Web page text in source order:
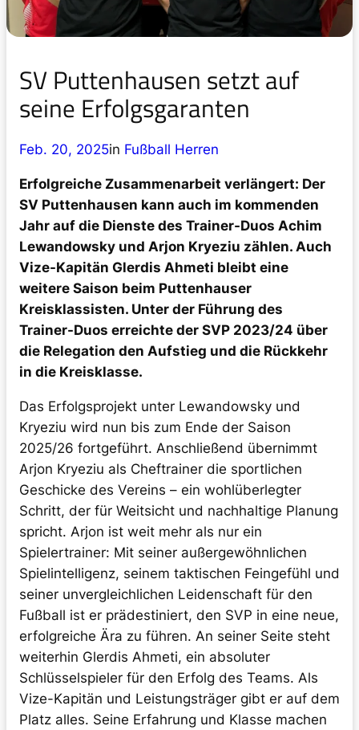
SV Puttenhausen setzt auf
seine Erfolgsgaranten
Feb. 20, 2025in Fußball Herren
Erfolgreiche Zusammenarbeit verlängert: Der
SV Puttenhausen kann auch im kommenden
Jahr auf die Dienste des Trainer-Duos Achim
Lewandowsky und Arjon Kryeziu zählen. Auch
Vize-Kapitän Glerdis Ahmeti bleibt eine
weitere Saison beim Puttenhauser
Kreisklassisten. Unter der Führung des
Trainer-Duos erreichte der SVP 2023/24 über
die Relegation den Aufstieg und die Rückkehr
in die Kreisklasse.
Das Erfolgsprojekt unter Lewandowsky und
Kryeziu wird nun bis zum Ende der Saison
2025/26 fortgeführt. Anschließend übernimmt
Arjon Kryeziu als Cheftrainer die sportlichen
Geschicke des Vereins – ein wohlüberlegter
Schritt, der für Weitsicht und nachhaltige Planung
spricht. Arjon ist weit mehr als nur ein
Spielertrainer: Mit seiner außergewöhnlichen
Spielintelligenz, seinem taktischen Feingefühl und
seiner unvergleichlichen Leidenschaft für den
Fußball ist er prädestiniert, den SVP in eine neue,
erfolgreiche Ära zu führen. An seiner Seite steht
weiterhin Glerdis Ahmeti, ein absoluter
Schlüsselspieler für den Erfolg des Teams. Als
Vize-Kapitän und Leistungsträger gibt er auf dem
Platz alles. Seine Erfahrung und Klasse machen